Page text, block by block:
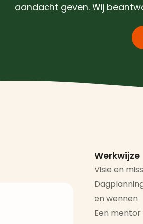
aandacht geven. Wij
Werkwijze
Visie en
en wennen
Een